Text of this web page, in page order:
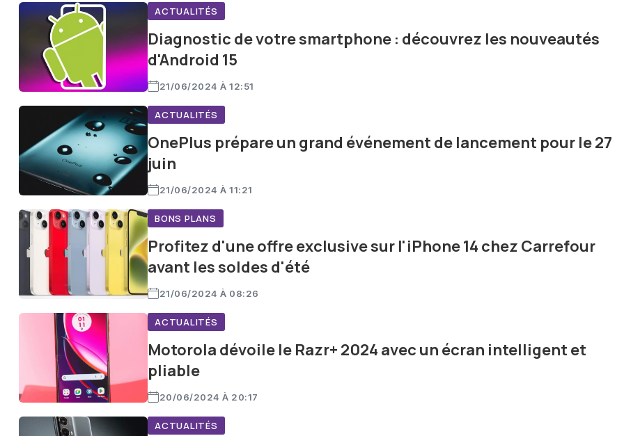
ACTUALITÉS
Diagnostic de votre smartphone : découvrez les nouveautés
d'Android 15
21/06/2024 À 12:51
ACTUALITÉS
OnePlus prépare un grand événement de lancement pour le 27
juin
21/06/2024 À 11:21
BONS PLANS
Profitez d'une offre exclusive sur l'iPhone 14 chez Carrefour
avant les soldes d'été
21/06/2024 À 08:26
ACTUALITÉS
Motorola dévoile le Razr+ 2024 avec un écran intelligent et
pliable
20/06/2024 À 20:17
ACTUALITÉS